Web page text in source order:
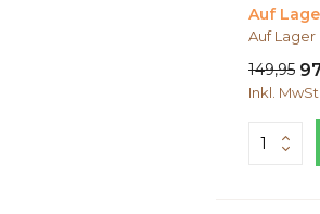
Auf
Auf Lager
149,95
Inkl. MwSt.